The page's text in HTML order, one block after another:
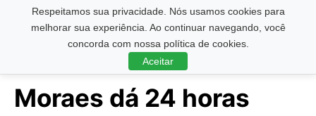
Respeitamos sua privacidade. Nós usamos cookies para
melhorar sua experiência. Ao continuar navegando, você
concorda com nossa política de cookies.
Aceitar
Pesquisar ...
Moraes dá 24 horas